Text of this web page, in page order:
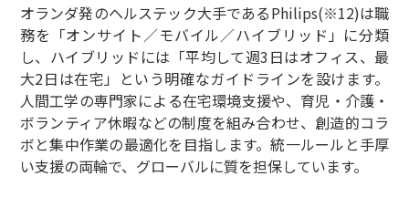
オランダ発のヘルステック大手であるPhilips(※12)は職
務を「オンサイト／モバイル／ハイブリッド」に分類
し、ハイブリッドには「平均して週3日はオフィス、最
大2日は在宅」という明確なガイドラインを設けます。
人間工学の専門家による在宅環境支援や、育児・介護・
ボランティア休暇などの制度を組み合わせ、創造的コラ
ボと集中作業の最適化を目指します。統一ルールと手厚
い支援の両輪で、グローバルに質を担保しています。